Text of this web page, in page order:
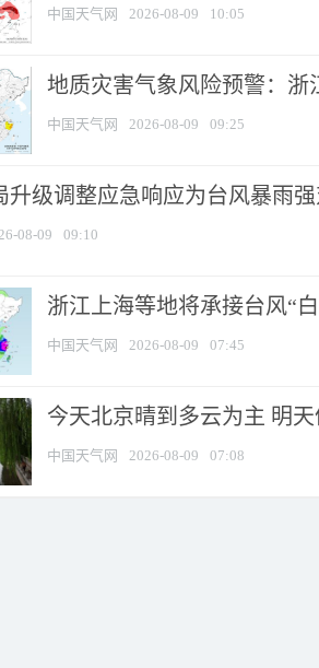
中国天气网 2026-08-09 10:05
地质灾害气象风险预警：浙
中国天气网 2026-08-09 09:25
升级调整应急响应为台风暴雨
08-09 09:10
浙江上海等地将承接台风“
中国天气网 2026-08-09 07:45
今天北京晴到多云为主 明
中国天气网 2026-08-09 07:08